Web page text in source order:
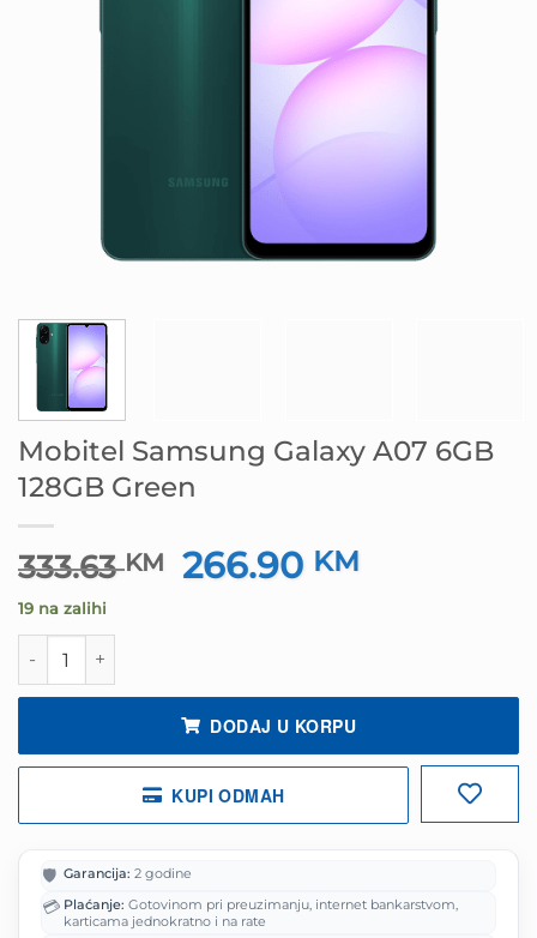
Mobitel Samsung Galaxy A07 6GB
128GB Green
333.63KM
Izvorna
cijena
266.90 KM
19 na zalihi
Mobitel Samsung Galaxy A07 6GB 128GB Green količina
DODAJ U KORPU
KUPI ODMAH
🛡️ Garancija: 2 godine
💳 Plaćanje: Gotovinom pri preuzimanju, internet bankarstvom,
karticama jednokratno i na rate